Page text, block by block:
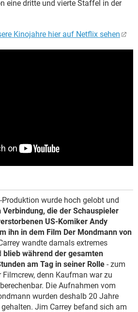
eine dritte und vierte Staffel in der
Kinojahre hier auf Netflix sehen
wurde hoch gelobt und
Verbindung, die der Schauspieler
US-Komiker Andy
ihn in dem Film Der Mondmann von
wandte damals extremes
blieb während der gesamten
am Tag in seiner Rolle - zum
denn Kaufman war zu
Die Aufnahmen vom
wurden deshalb 20 Jahre
Jim Carrey befand sich am